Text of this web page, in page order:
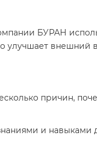
БУРАН
улучшает внешний
причин,
и навыками